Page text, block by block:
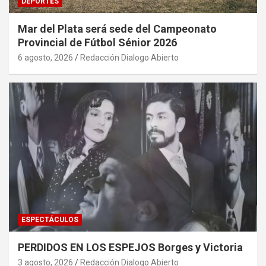
Mar del Plata será sede del Campeonato
Provincial de Fútbol Sénior 2026
6 agosto, 2026 Redacción Dialogo Abierto
ESPECTÁCULOS
PERDIDOS EN LOS ESPEJOS Borges y Victoria
3 agosto, 2026 Redacción Dialogo Abierto